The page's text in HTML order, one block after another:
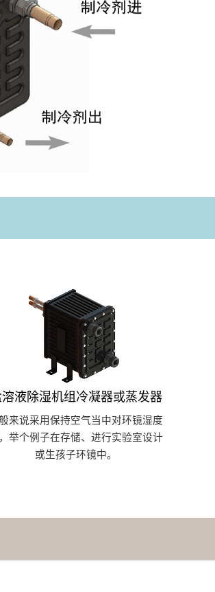
溶液除湿机组冷凝器或蒸发器
来说采用保持空气当中对环镜湿度
举个例子在存储、进行实验室设计
或生孩子环镜中。